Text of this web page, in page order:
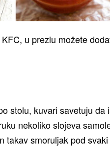
u prezlu možete
stolu, kuvari savetuju da
nekoliko slojeva
takav smoruljak pod